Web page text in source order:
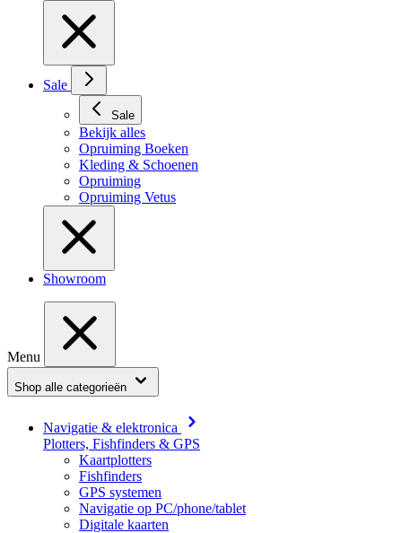
Sale
Sale
Bekijk alles
Opruiming Boeken
Kleding & Schoenen
Opruiming
Opruiming Vetus
Showroom
Menu
Shop alle categorieën
Navigatie & elektronica
Plotters, Fishfinders & GPS
Kaartplotters
Fishfinders
GPS systemen
Navigatie op PC/phone/tablet
Digitale kaarten